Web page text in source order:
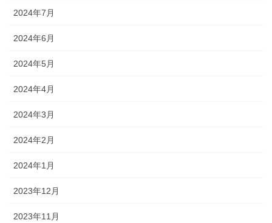
2024年7月
2024年6月
2024年5月
2024年4月
2024年3月
2024年2月
2024年1月
2023年12月
2023年11月